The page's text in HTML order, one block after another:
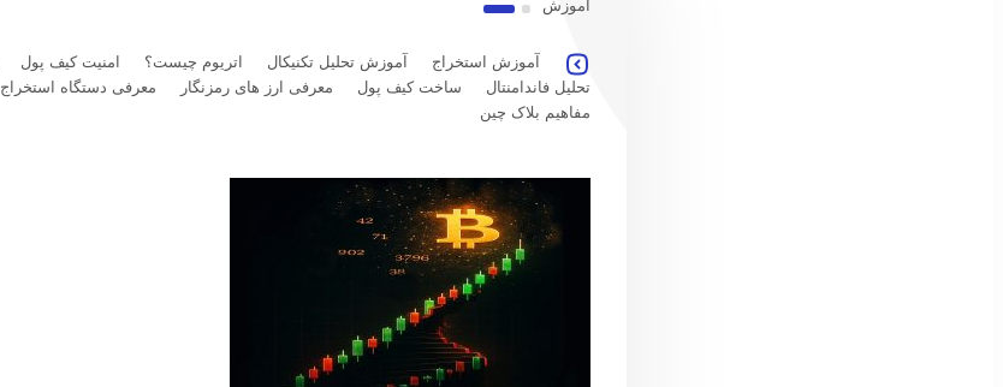
آموزش
آموزش استخراج آموزش تحلیل تکنیکال اتریوم چیست؟ امنیت کیف پول
تحلیل فاندامنتال
ساخت کیف پول معرفی ارز های رمزنگار معرفی دستگاه استخراج
مفاهیم بلاک چین